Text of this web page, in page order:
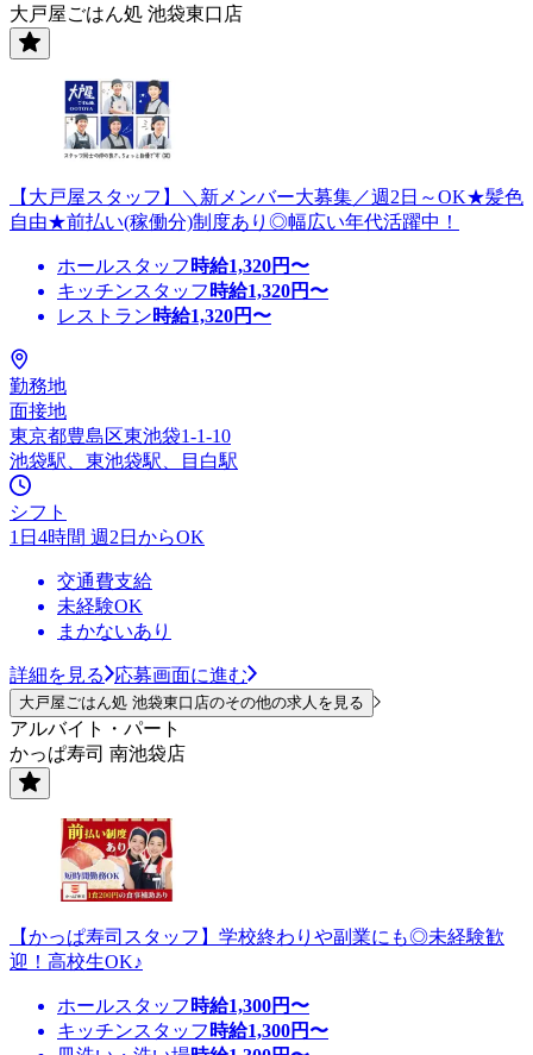
大戸屋ごはん処 池袋東口店
【大戸屋スタッフ】＼新メンバー大募集／週2日～OK★髪色
自由★前払い(稼働分)制度あり◎幅広い年代活躍中！
ホールスタッフ 時給1,320円〜
キッチンスタッフ 時給1,320円〜
レストラン時給1,320円〜
勤務地
面接地
東京都豊島区東池袋1-1-10
池袋駅、東池袋駅、目白駅
シフト
1日4時間 週2日からOK
交通費支給
未経験OK
まかないあり
詳細を見る 応募画面に進む
大戸屋ごはん処 池袋東口店のその他の求人を見る
アルバイト・パート
かっぱ寿司 南池袋店
【かっぱ寿司スタッフ】学校終わりや副業にも◎未経験歓
迎！高校生OK♪
ホールスタッフ 時給1,300円〜
キッチンスタッフ 時給1,300円〜